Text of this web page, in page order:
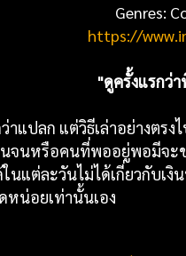
Genres:
https://
"ดูครั้งแรกว่
าแปลก แต่วิธีเล่าอย่างตร
นจนหรือคนที่พออยู่พอมีจะ
นแต่ละวันไม่ได้เกี่ยวกับเ
หน่อยเท่านั้นเอง